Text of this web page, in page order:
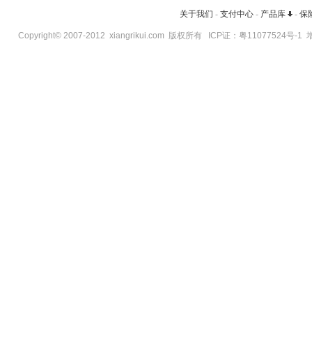
关于我们 - 支付中心- 产品库 - 保
Copyright© 2007-2012 xiangrikui.com 版权所有 ICP证： 粤11077524号-1